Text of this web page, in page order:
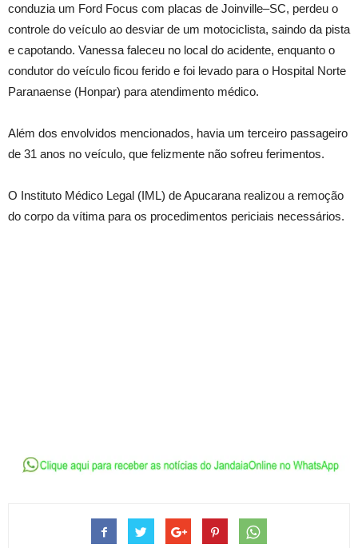
conduzia um Ford Focus com placas de Joinville–SC, perdeu o
controle do veículo ao desviar de um motociclista, saindo da pista
e capotando. Vanessa faleceu no local do acidente, enquanto o
condutor do veículo ficou ferido e foi levado para o Hospital Norte
Paranaense (Honpar) para atendimento médico.
Além dos envolvidos mencionados, havia um terceiro passageiro
de 31 anos no veículo, que felizmente não sofreu ferimentos.
O Instituto Médico Legal (IML) de Apucarana realizou a remoção
do corpo da vítima para os procedimentos periciais necessários.